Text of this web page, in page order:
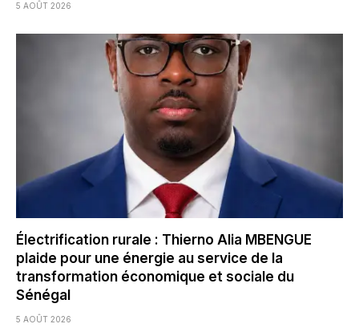
5 AOÛT 2026
Électrification rurale : Thierno Alia MBENGUE
plaide pour une énergie au service de la
transformation économique et sociale du
Sénégal
5 AOÛT 2026